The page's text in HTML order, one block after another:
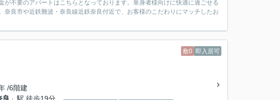
不要のアパートはこちらとなっております。単身者様向けに快適に過ごせる
良市や近鉄難波・奈良線近鉄奈良付近で、お客様のこだわりにマッチしたお
敷0 即入居可
/6階建